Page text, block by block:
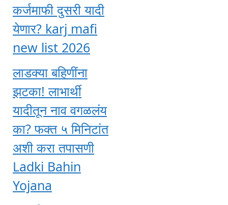
कर्जमाफी दुसरी यादी
येणार? karj mafi
new list 2026
लाडक्या बहिणींना
झटका! लाभार्थी
यादीतून नाव वगळलंय
का? फक्त ५ मिनिटांत
अशी करा तपासणी
Ladki Bahin
Yojana